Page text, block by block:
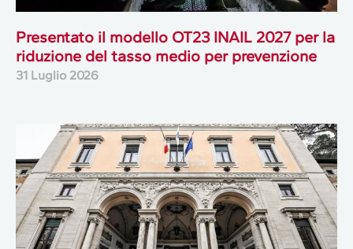
Presentato il modello OT23 INAIL 2027 per la
riduzione del tasso medio per prevenzione
31 Luglio 2026